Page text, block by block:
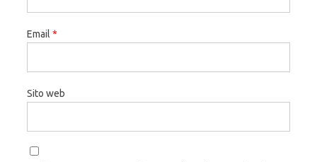
Email *
Sito web